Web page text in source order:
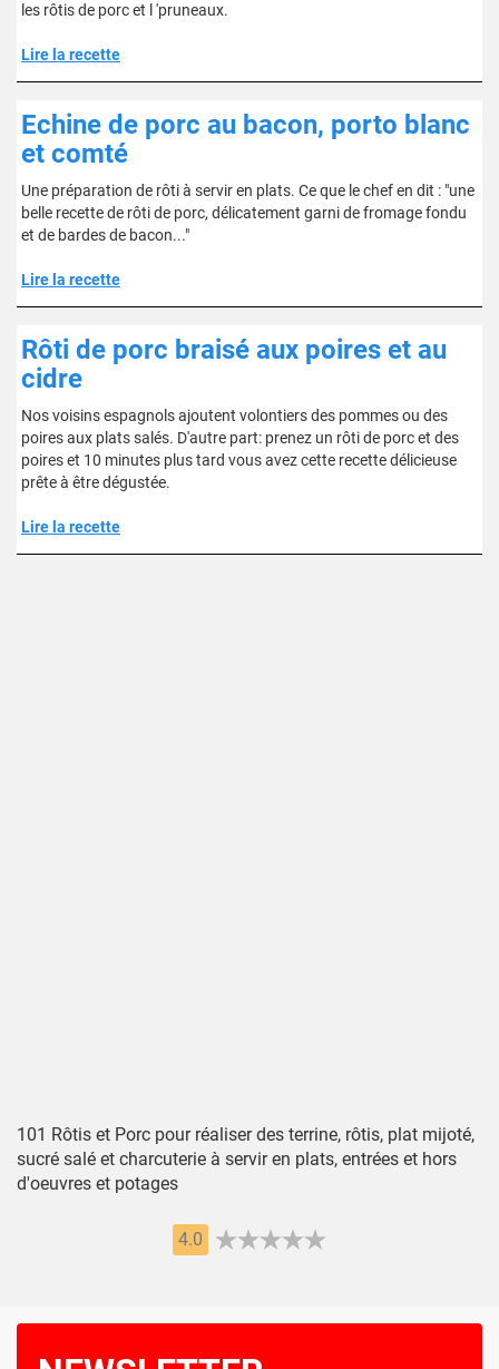
les rôtis de porc et l 'pruneaux.
Lire la recette
Echine de porc au bacon, porto blanc
et comté
Une préparation de rôti à servir en plats. Ce que le chef en dit : "une
belle recette de rôti de porc, délicatement garni de fromage fondu
et de bardes de bacon..."
Lire la recette
Rôti de porc braisé aux poires et au
cidre
Nos voisins espagnols ajoutent volontiers des pommes ou des
poires aux plats salés. D'autre part: prenez un rôti de porc et des
poires et 10 minutes plus tard vous avez cette recette délicieuse
prête à être dégustée.
Lire la recette
101 Rôtis et Porc pour réaliser des terrine, rôtis, plat mijoté,
sucré salé et charcuterie à servir en plats, entrées et hors
d'oeuvres et potages
4.0